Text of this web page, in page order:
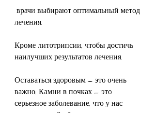
лечения.
Кроме литотрипсии, чтобы достичь
наилучших результатов лечения.
Оставаться здоровым – это очень
важно. Камни в почках – это
серьезное заболевание, что у нас